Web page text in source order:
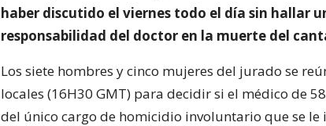
haber discutido el viernes todo el día sin hallar
responsabilidad del doctor en la muerte del
Los siete hombres y cinco mujeres del jurado se
locales (16H30 GMT) para decidir si el médico de
del único cargo de homicidio involuntario que se